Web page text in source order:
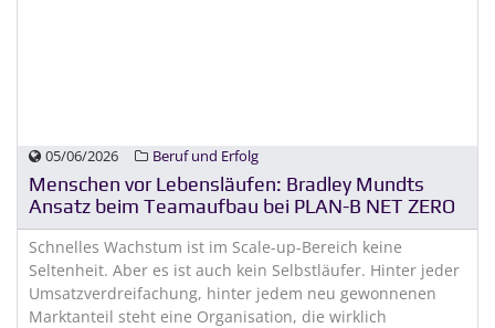
05/06/2026 Beruf und Erfolg
Menschen vor Lebensläufen: Bradley Mundts
Ansatz beim Teamaufbau bei PLAN-B NET ZERO
Schnelles Wachstum ist im Scale-up-Bereich keine
Seltenheit. Aber es ist auch kein Selbstläufer. Hinter jeder
Umsatzverdreifachung, hinter jedem neu gewonnenen
Marktanteil steht eine Organisation, die wirklich